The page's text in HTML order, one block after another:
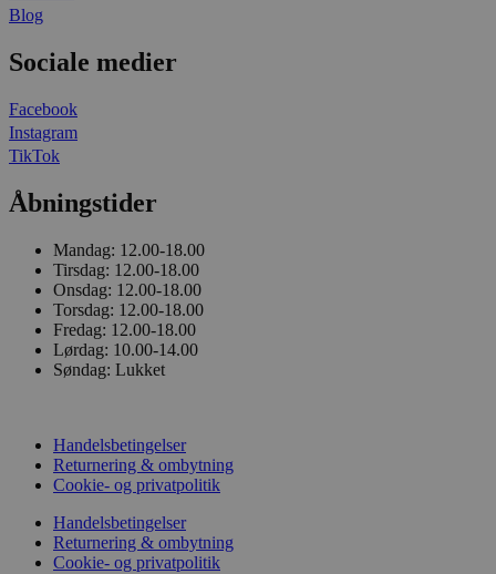
Blog
Sociale medier
Facebook
Instagram
TikTok
Åbningstider
Mandag: 12.00-18.00
Tirsdag: 12.00-18.00
Onsdag: 12.00-18.00
Torsdag: 12.00-18.00
Fredag: 12.00-18.00
Lørdag: 10.00-14.00
Søndag: Lukket
Handelsbetingelser
Returnering & ombytning
Cookie- og privatpolitik
Handelsbetingelser
Returnering & ombytning
Cookie- og privatpolitik